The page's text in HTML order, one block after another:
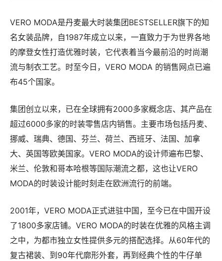
VERO MODA是丹麦最大时装集团BESTSELLER旗下的知
名女装品牌，自1987年成立以来，一直致力于为世界各地
的摩登女性打造优雅时装，它代表着当今最前沿的时尚潮
流与制衣工艺。时至今日，VERO MODA 的销售网点已遍
布45个国家。
集团创立以来，已在全球拥有2000多家概念店、其产品在
超过6000多家的时装零售店内销售。主要市场包括丹麦、
挪威、瑞典、德国、芬兰、荷兰、西班牙、法国、加拿
大、英国等欧美国家。VERO MODA的设计师遍布巴黎、
米兰、伦敦和哥本哈根等国际潮流之都，这也让VERO
MODA的时装设计能时刻走在欧洲流行的前端。
2001年，VERO MODA正式进驻中国，至今已在中国开设
了1800多家店铺。VERO MODA的时装在优雅的风格主调
之中，为都市独立女性提供多元的搭配选择。从60年代的
复古裙装、到90年代廓形外套，再到经典个性的牛仔单